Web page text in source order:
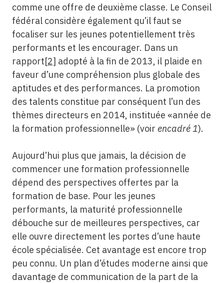
comme une offre de deuxième classe. Le Conseil
fédéral considère également qu’il faut se
focaliser sur les jeunes potentiellement très
performants et les encourager. Dans un
rapport[2] adopté à la fin de 2013, il plaide en
faveur d’une compréhension plus globale des
aptitudes et des performances. La promotion
des talents constitue par conséquent l’un des
thèmes directeurs en 2014, instituée «année de
la formation professionnelle» (voir encadré 1).
Aujourd’hui plus que jamais, la décision de
commencer une formation professionnelle
dépend des perspectives offertes par la
formation de base. Pour les jeunes
performants, la maturité professionnelle
débouche sur de meilleures perspectives, car
elle ouvre directement les portes d’une haute
école spécialisée. Cet avantage est encore trop
peu connu. Un plan d’études moderne ainsi que
davantage de communication de la part de la